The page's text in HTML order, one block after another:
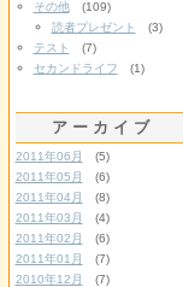
その他(109)
読者プレゼント
(3)
テスト
(7)
セカンドライフ (1)
アーカイブ
2011年06月
(5)
2011年05月
(6)
2011年04月
(8)
2011年03月
(4)
2011年02月
(6)
2011年01月
(7)
2010年12月
(7)